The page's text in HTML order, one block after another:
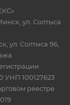
ул. Солтыса
ул. Солтыса 96,
УНП 100127623
реестре